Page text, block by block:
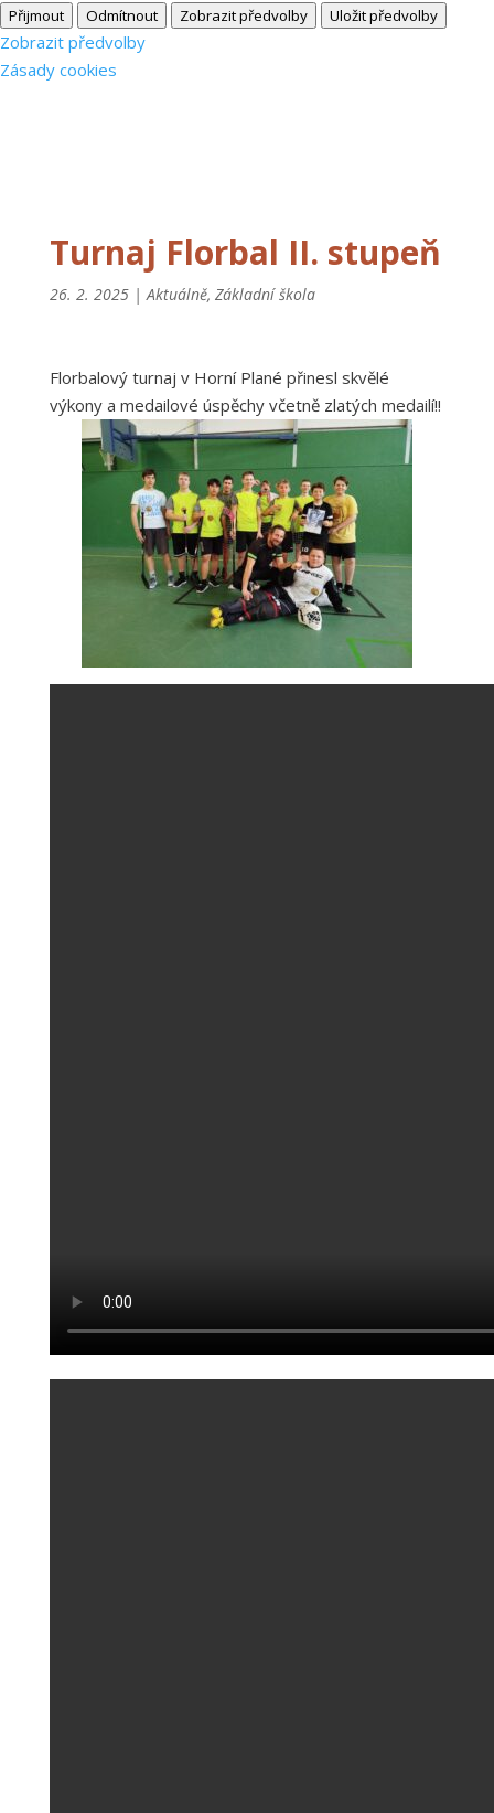
Přijmout Odmítnout Zobrazit předvolby Uložit předvolby
Zobrazit předvolby
Zásady cookies
Turnaj Florbal II. stupeň
26. 2. 2025| Aktuálně, Základní škola
Florbalový turnaj v Horní Plané přinesl skvělé
výkony a medailové úspěchy včetně zlatých medailí!!